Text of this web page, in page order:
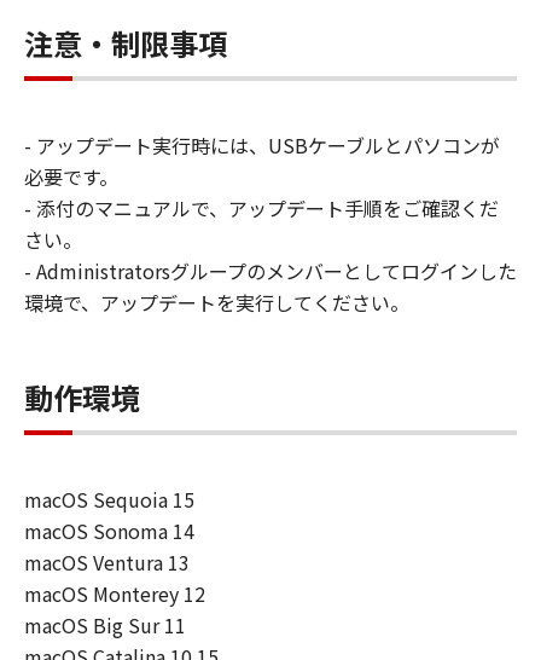
ン株式会社およびキヤノンのライセンサー
は、本ソフトウェアの使用に付随または関
連して生ずる直接的または間接的な損失、
一切の責任を負いません。
ユーザーは、日本国政府または該当国の政
府より必要な許可等を得ることなしに、本
ソフトウェアの全部または一部を、直接ま
たは間接に輸出してはなりません。
注意・制限事項
- アップデート実行時には、USBケーブルとパソコンが
必要です。
- 添付のマニュアルで、アップデート手順をご確認くだ
さい。
- Administratorsグループのメンバーとしてログインした
環境で、アップデートを実行してください。
動作環境
macOS Sequoia 15
macOS Sonoma 14
macOS Ventura 13
macOS Monterey 12
macOS Big Sur 11